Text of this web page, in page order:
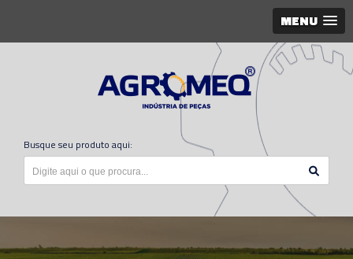
MENU
Busque seu produto aqui: